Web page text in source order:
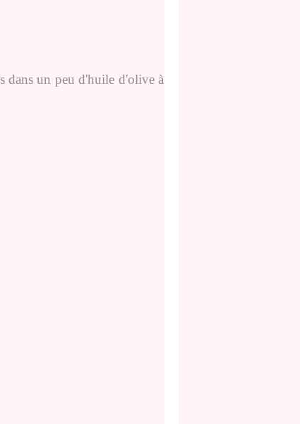
dans un peu d'huile d'olive à